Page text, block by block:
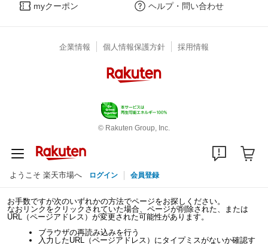
myクーポン ヘルプ・問い合わせ
企業情報 個人情報保護方針 採用情報
© Rakuten Group, Inc.
ようこそ 楽天市場へ ログイン 会員登録
お手数ですが次のいずれかの方法でページをお探しください。
なおリンクをクリックされていた場合、ページが削除された、または
URL（ページアドレス）が変更された可能性があります。
ブラウザの再読み込みを行う
入力したURL（ページアドレス）にタイプミスがないか確認す